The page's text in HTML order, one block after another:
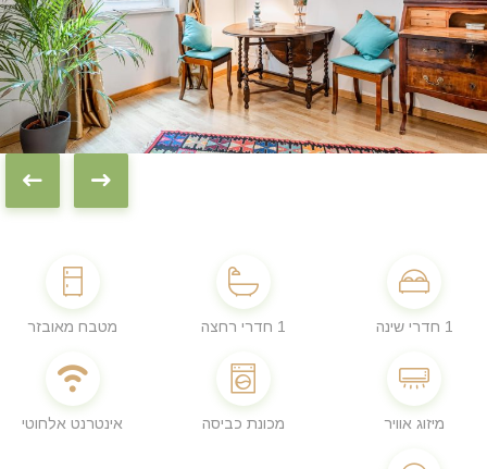
1 חדרי שינה 1 חדרי רחצה מטבח מאובזר
מיזוג אוויר מכונת כביסה אינטרנט אלחוטי